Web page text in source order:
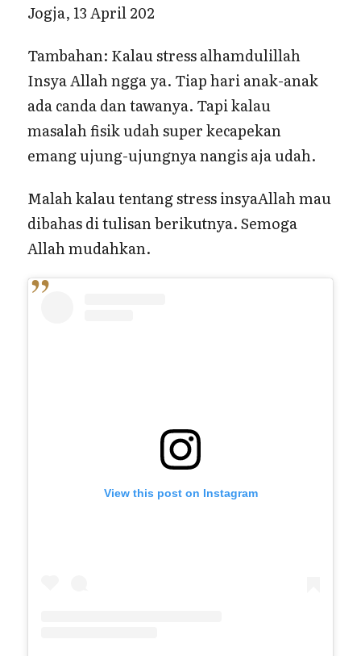
Jogja, 13 April 202
Tambahan: Kalau stress alhamdulillah
Insya Allah ngga ya. Tiap hari anak-anak
ada canda dan tawanya. Tapi kalau
masalah fisik udah super kecapekan
emang ujung-ujungnya nangis aja udah.
Malah kalau tentang stress insyaAllah mau
dibahas di tulisan berikutnya. Semoga
Allah mudahkan.
View this post on Instagram